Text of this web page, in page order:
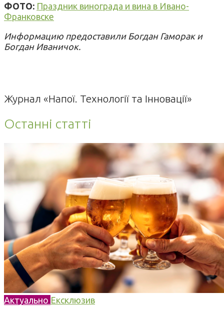
ФОТО: Праздник винограда и вина в Ивано-
Франковске
Информацию предоставили Богдан Гаморак и
Богдан Иваничок.
Журнал «Напої. Технології та Інновації»
Останні статті
Актуально Ексклюзив